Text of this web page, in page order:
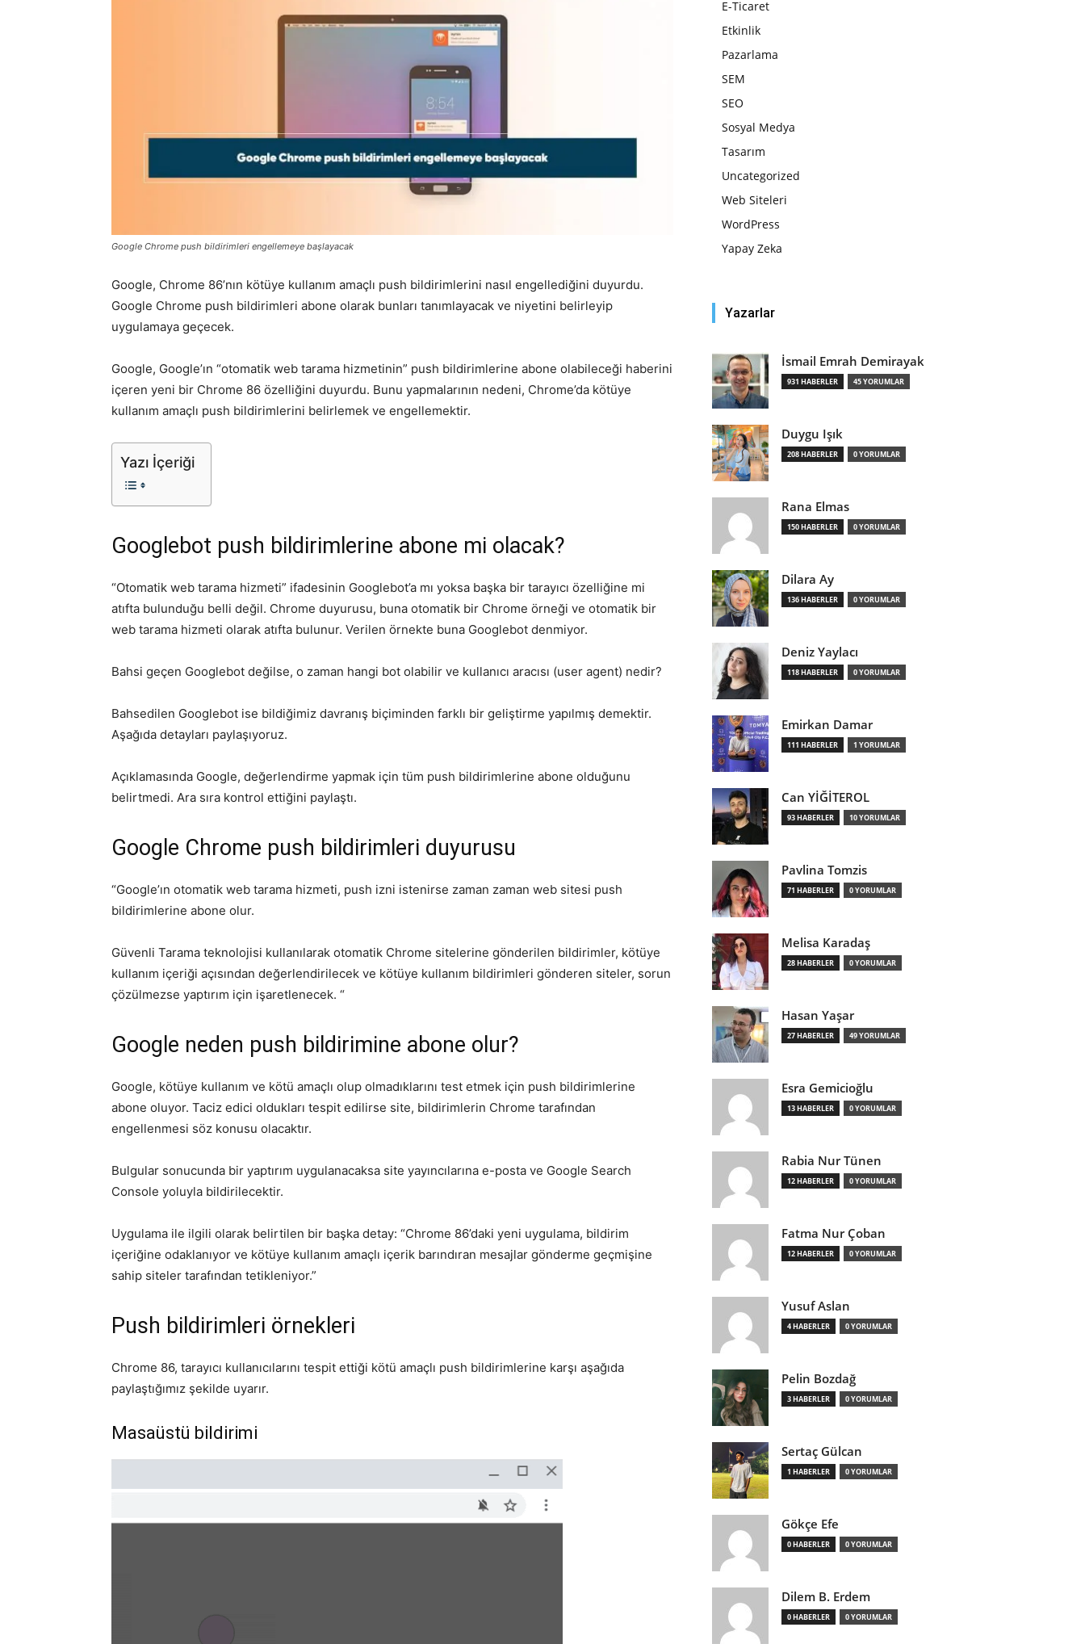
ASO,
Google Chrome push bildirimleri engellemeye başlayacak
Google, Chrome 86’nın kötüye kullanım amaçlı push bildirimlerini nasıl engellediğini duyurdu.
Google Chrome push bildirimleri abone olarak bunları tanımlayacak ve niyetini belirleyip
uygulamaya geçecek.
Google, Google’ın “otomatik web tarama hizmetinin” push bildirimlerine abone olabileceği haberini
içeren yeni bir Chrome 86 özelliğini duyurdu. Bunu yapmalarının nedeni, Chrome’da kötüye
kullanım amaçlı push bildirimlerini belirlemek ve engellemektir.
Yazı İçeriği
Googlebot push bildirimlerine abone mi olacak?
“Otomatik web tarama hizmeti” ifadesinin Googlebot’a mı yoksa başka bir tarayıcı özelliğine mi
atıfta bulunduğu belli değil. Chrome duyurusu, buna otomatik bir Chrome örneği ve otomatik bir
web tarama hizmeti olarak atıfta bulunur. Verilen örnekte buna Googlebot denmiyor.
Bahsi geçen Googlebot değilse, o zaman hangi bot olabilir ve kullanıcı aracısı (user agent) nedir?
Bahsedilen Googlebot ise bildiğimiz davranış biçiminden farklı bir geliştirme yapılmış demektir.
Aşağıda detayları paylaşıyoruz.
Açıklamasında Google, değerlendirme yapmak için tüm push bildirimlerine abone olduğunu
belirtmedi. Ara sıra kontrol ettiğini paylaştı.
Google Chrome push bildirimleri duyurusu
“Google’ın otomatik web tarama hizmeti, push izni istenirse zaman zaman web sitesi push
bildirimlerine abone olur.
Güvenli Tarama teknolojisi kullanılarak otomatik Chrome sitelerine gönderilen bildirimler, kötüye
kullanım içeriği açısından değerlendirilecek ve kötüye kullanım bildirimleri gönderen siteler, sorun
çözülmezse yaptırım için işaretlenecek. “
Google neden push bildirimine abone olur?
Google, kötüye kullanım ve kötü amaçlı olup olmadıklarını test etmek için push bildirimlerine
abone oluyor. Taciz edici oldukları tespit edilirse site, bildirimlerin Chrome tarafından
engellenmesi söz konusu olacaktır.
Bulgular sonucunda bir yaptırım uygulanacaksa site yayıncılarına e-posta ve Google Search
Console yoluyla bildirilecektir.
Uygulama ile ilgili olarak belirtilen bir başka detay: “Chrome 86’daki yeni uygulama, bildirim
içeriğine odaklanıyor ve kötüye kullanım amaçlı içerik barındıran mesajlar gönderme geçmişine
sahip siteler tarafından tetikleniyor.”
Push bildirimleri örnekleri
Chrome 86, tarayıcı kullanıcılarını tespit ettiği kötü amaçlı push bildirimlerine karşı aşağıda
paylaştığımız şekilde uyarır.
Masaüstü bildirimi
E-Ticaret
Etkinlik
Pazarlama
SEM
SEO
Sosyal Medya
Tasarım
Uncategorized
Web Siteleri
WordPress
Yapay Zeka
Yazarlar
İsmail Emrah Demirayak
931 HABERLER 45 YORUMLAR
Duygu Işık
208 HABERLER 0 YORUMLAR
Rana Elmas
150 HABERLER 0 YORUMLAR
Dilara Ay
136 HABERLER 0 YORUMLAR
Deniz Yaylacı
118 HABERLER 0 YORUMLAR
Emirkan Damar
111 HABERLER 1 YORUMLAR
Can YİĞİTEROL
93 HABERLER 10 YORUMLAR
Pavlina Tomzis
71 HABERLER 0 YORUMLAR
Melisa Karadaş
28 HABERLER 0 YORUMLAR
Hasan Yaşar
27 HABERLER 49 YORUMLAR
Esra Gemicioğlu
13 HABERLER 0 YORUMLAR
Rabia Nur Tünen
12 HABERLER 0 YORUMLAR
Fatma Nur Çoban
12 HABERLER 0 YORUMLAR
Yusuf Aslan
4 HABERLER 0 YORUMLAR
Pelin Bozdağ
3 HABERLER 0 YORUMLAR
Sertaç Gülcan
1 HABERLER 0 YORUMLAR
Gökçe Efe
0 HABERLER 0 YORUMLAR
Dilem B. Erdem
0 HABERLER 0 YORUMLAR